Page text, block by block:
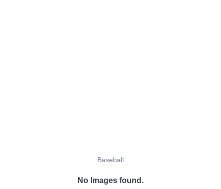
Baseball
No Images found.